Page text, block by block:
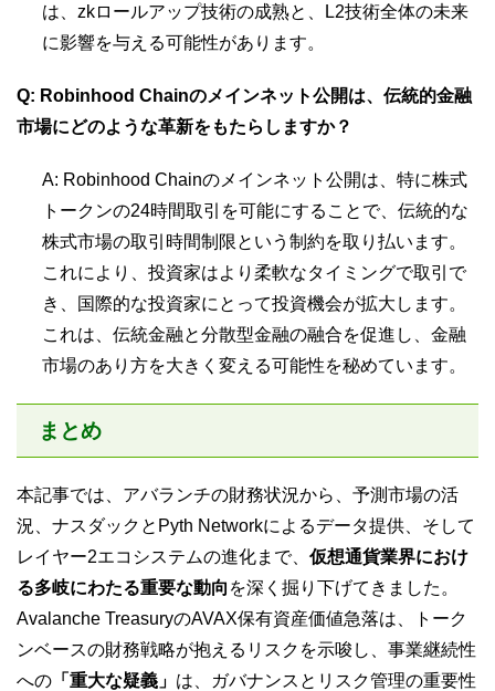
は、zkロールアップ技術の成熟と、L2技術全体の未来
に影響を与える可能性があります。
Q: Robinhood Chainのメインネット公開は、伝統的金融
市場にどのような革新をもたらしますか？
A: Robinhood Chainのメインネット公開は、特に株式
トークンの24時間取引を可能にすることで、伝統的な
株式市場の取引時間制限という制約を取り払います。
これにより、投資家はより柔軟なタイミングで取引で
き、国際的な投資家にとって投資機会が拡大します。
これは、伝統金融と分散型金融の融合を促進し、金融
市場のあり方を大きく変える可能性を秘めています。
まとめ
本記事では、アバランチの財務状況から、予測市場の活
況、ナスダックとPyth Networkによるデータ提供、そして
レイヤー2エコシステムの進化まで、 仮想通貨業界におけ
る多岐にわたる重要な動向 を深く掘り下げてきました。
Avalanche TreasuryのAVAX保有資産価値急落は、トーク
ンベースの財務戦略が抱えるリスクを示唆し、事業継続性
への 「重大な疑義」 は、ガバナンスとリスク管理の重要性